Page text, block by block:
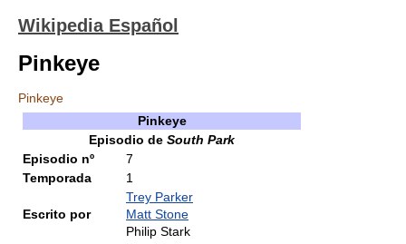
Wikipedia Español
Pinkeye
Pinkeye
Pinkeye
Episodio de South Park
Episodio nº
7
Temporada
1
Escrito por
Trey Parker
Matt Stone
Philip Stark